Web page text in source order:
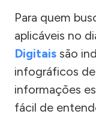
Para quem
aplicáveis no
Digitais são
infográficos
informações
fácil de